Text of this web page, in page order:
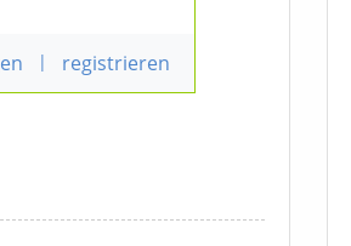
| registrieren